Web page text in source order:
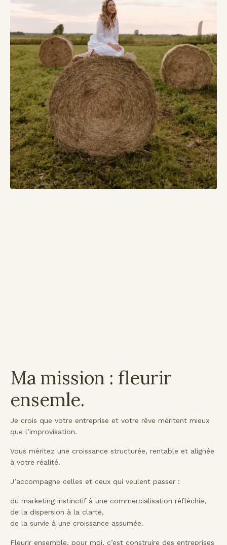
Ma mission : fleurir
ensemle.
Je crois que votre entreprise et votre rêve méritent mieux
que l’improvisation.
Vous méritez une croissance structurée, rentable et alignée
à votre réalité.
J’accompagne celles et ceux qui veulent passer :
du marketing instinctif à une commercialisation réfléchie,
de la dispersion à la clarté,
de la survie à une croissance assumée.
Fleurir ensemble, pour moi, c’est construire des entreprises